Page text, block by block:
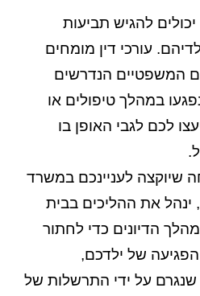
להגיש תביעות
עורכי דין מומחים
המשפטיים הנדרשים
במהלך טיפולים או
לכם לגבי האופן בו
שיוקצה לעניינכם במשרד
ינהל את ההליכים בבית
הדיונים כדי לחתור
של ילדכם,
על ידי התרשלות של